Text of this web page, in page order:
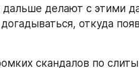
дальше делают с этими
откуда
скандалов по